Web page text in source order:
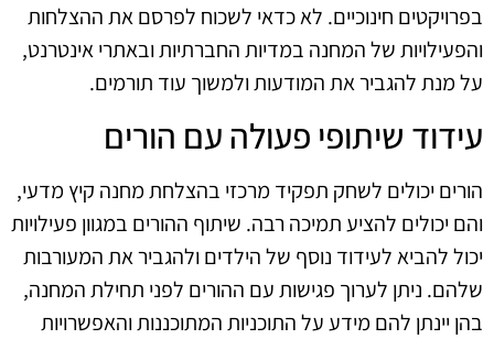
בפרויקטים חינוכיים. לא כדאי לשכוח לפרסם את ההצלחות
והפעילויות של המחנה במדיות החברתיות ובאתרי אינטרנט,
על מנת להגביר את המודעות ולמשוך עוד תורמים.
עידוד שיתופי פעולה עם הורים
הורים יכולים לשחק תפקיד מרכזי בהצלחת מחנה קיץ מדעי,
והם יכולים להציע תמיכה רבה. שיתוף ההורים במגוון פעילויות
יכול להביא לעידוד נוסף של הילדים ולהגביר את המעורבות
שלהם. ניתן לערוך פגישות עם ההורים לפני תחילת המחנה,
בהן יינתן להם מידע על התוכניות המתוכננות והאפשרויות